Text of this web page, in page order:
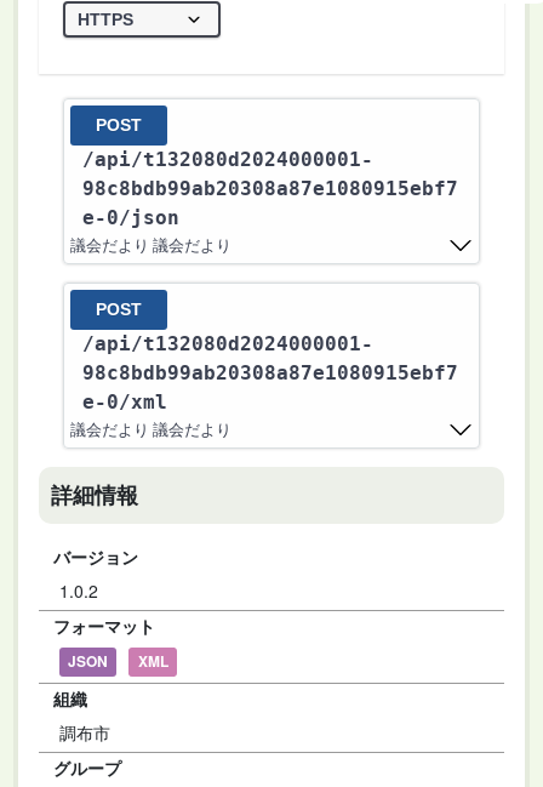
POST
/api/t132080d2024000001-
98c8bdb99ab20308a87e1080915ebf7
e-0/json
議会だより 議会だより
POST
/api/t132080d2024000001-
98c8bdb99ab20308a87e1080915ebf7
e-0/xml
議会だより 議会だより
詳細情報
バージョン
1.0.2
フォーマット
JSON XML
組織
調布市
グループ